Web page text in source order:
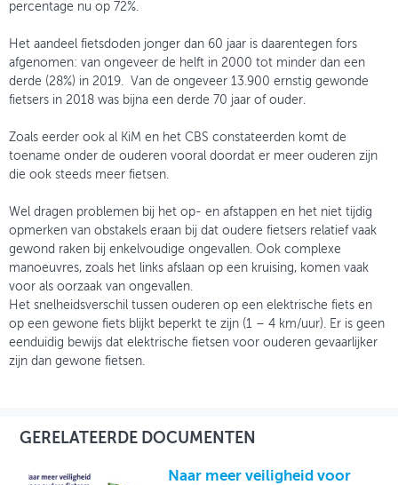
percentage nu op 72%.
Het aandeel fietsdoden jonger dan 60 jaar is daarentegen fors
afgenomen: van ongeveer de helft in 2000 tot minder dan een
derde (28%) in 2019. Van de ongeveer 13.900 ernstig gewonde
fietsers in 2018 was bijna een derde 70 jaar of ouder.
Zoals eerder ook al KiM en het CBS constateerden komt de
toename onder de ouderen vooral doordat er meer ouderen zijn
die ook steeds meer fietsen.
Wel dragen problemen bij het op- en afstappen en het niet tijdig
opmerken van obstakels eraan bij dat oudere fietsers relatief vaak
gewond raken bij enkelvoudige ongevallen. Ook complexe
manoeuvres, zoals het links afslaan op een kruising, komen vaak
voor als oorzaak van ongevallen.
Het snelheidsverschil tussen ouderen op een elektrische fiets en
op een gewone fiets blijkt beperkt te zijn (1 – 4 km/uur). Er is geen
eenduidig bewijs dat elektrische fietsen voor ouderen gevaarlijker
zijn dan gewone fietsen.
GERELATEERDE DOCUMENTEN
Naar meer veiligheid voor